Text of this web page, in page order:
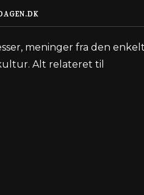
meninger fra den
Alt relateret til